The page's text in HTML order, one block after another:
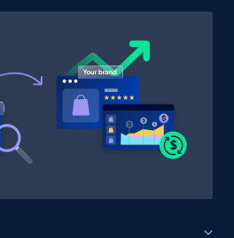
Product description,
Initial price, Discount,
Jetzt anfangen